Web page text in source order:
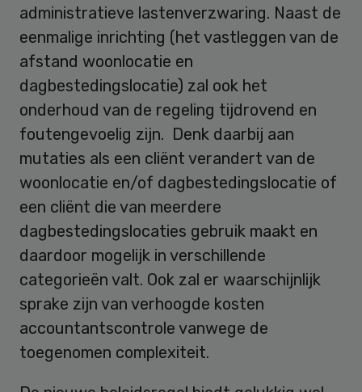
administratieve lastenverzwaring. Naast de
eenmalige inrichting (het vastleggen van de
afstand woonlocatie en
dagbestedingslocatie) zal ook het
onderhoud van de regeling tijdrovend en
foutengevoelig zijn. Denk daarbij aan
mutaties als een cliënt verandert van de
woonlocatie en/of dagbestedingslocatie of
een cliënt die van meerdere
dagbestedingslocaties gebruik maakt en
daardoor mogelijk in verschillende
categorieën valt. Ook zal er waarschijnlijk
sprake zijn van verhoogde kosten
accountantscontrole vanwege de
toegenomen complexiteit.